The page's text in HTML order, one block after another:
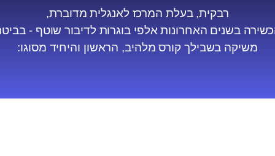
רבקית, בעלת המרכז לאנגלית מדוברת,
בשנים האחרונות אלפי בוגרות לדיבור שוטף -
משיקה בשבילך קורס מלהיב, הראשון והיחיד מסוגו: